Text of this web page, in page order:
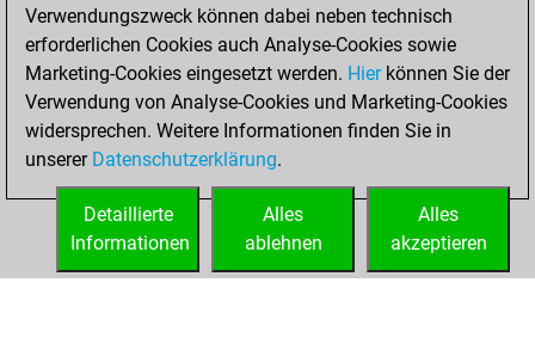
Play and
follow your friends'
games on Play
Solve some
beautiful and
onStudies
Verwendungszweck können dabei neben technisch
erforderlichen Cookies auch Analyse-Cookies sowie
Marketing-Cookies eingesetzt werden. Hierkönnen Sie der
Verwendung von Analyse-Cookies und Marketing-Cookies
widersprechen. Weitere Informationen finden Sie in
unserer Datenschutzerklärung.
Alles
akzeptieren
Alles
ablehnen
Detaillierte
Informationen